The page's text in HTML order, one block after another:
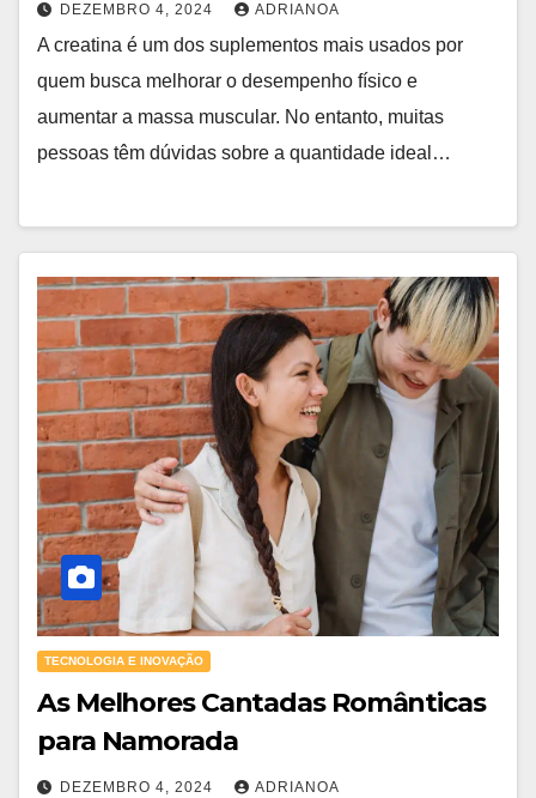
DEZEMBRO 4, 2024 ADRIANOA
A creatina é um dos suplementos mais usados por
quem busca melhorar o desempenho físico e
aumentar a massa muscular. No entanto, muitas
pessoas têm dúvidas sobre a quantidade ideal…
TECNOLOGIA E INOVAÇÃO
As Melhores Cantadas Românticas
para Namorada
DEZEMBRO 4, 2024 ADRIANOA